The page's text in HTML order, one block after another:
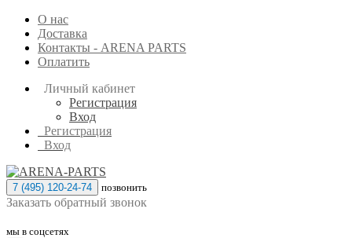
О нас
Доставка
Контакты - ARENA PARTS
Оплатить
Личный кабинет
Регистрация
Вход
Регистрация
Вход
7 (495) 120-24-74 позвонить
Заказать обратный звонок
мы в соцсетях